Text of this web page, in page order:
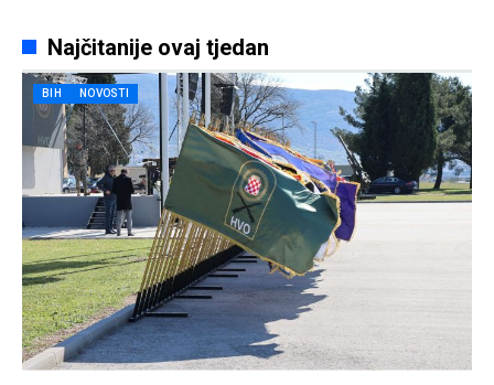
Najčitanije ovaj tjedan
BIH NOVOSTI